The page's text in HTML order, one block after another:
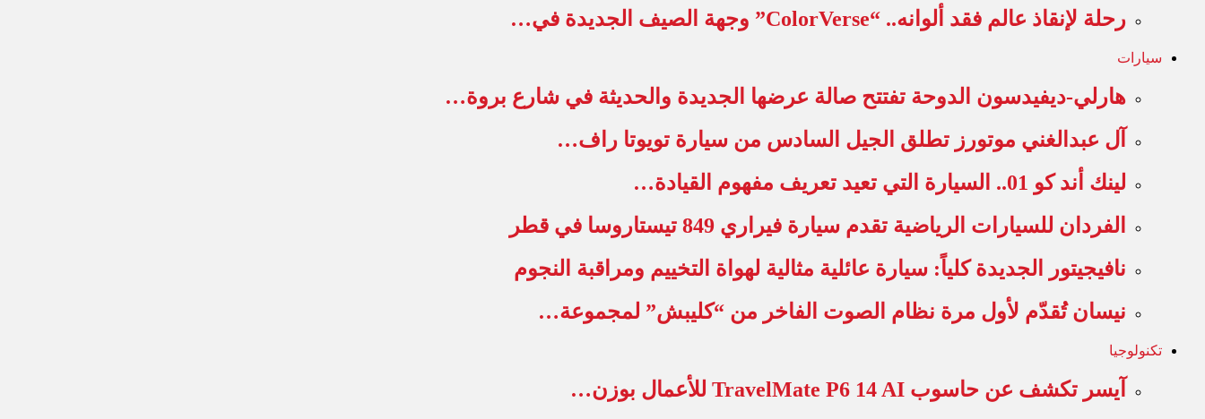
رحلة لإنقاذ عالم فقد ألوانه.. “ColorVerse” وجهة الصيف الجديدة في…
سيارات
هارلي-ديفيدسون الدوحة تفتتح صالة عرضها الجديدة والحديثة في شارع بروة…
آل عبدالغني موتورز تطلق الجيل السادس من سيارة تويوتا راف…
لينك أند كو 01.. السيارة التي تعيد تعريف مفهوم القيادة…
الفردان للسيارات الرياضية تقدم سيارة فيراري 849 تيستاروسا في قطر
نافيجيتور الجديدة كلياً: سيارة عائلية مثالية لهواة التخييم ومراقبة النجوم
نيسان تُقدّم لأول مرة نظام الصوت الفاخر من “كليبش” لمجموعة…
تكنولوجيا
آيسر تكشف عن حاسوب TravelMate P6 14 AI للأعمال بوزن…